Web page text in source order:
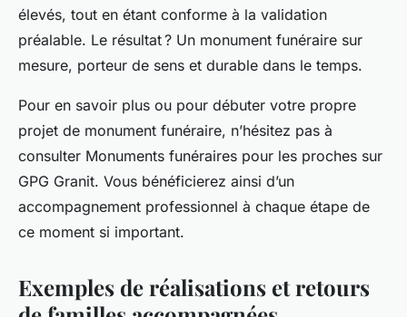
élevés, tout en étant conforme à la validation
préalable. Le résultat ? Un monument funéraire sur
mesure, porteur de sens et durable dans le temps.
Pour en savoir plus ou pour débuter votre propre
projet de monument funéraire, n’hésitez pas à
consulter Monuments funéraires pour les proches sur
GPG Granit. Vous bénéficierez ainsi d’un
accompagnement professionnel à chaque étape de
ce moment si important.
Exemples de réalisations et retours